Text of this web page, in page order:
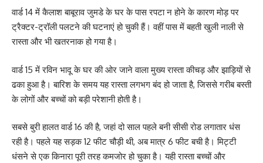
वार्ड 14 में कैलाश बाबूराव जुमडे के घर के पास रपटा न होने के कारण मोड़ पर
ट्रैक्टर-ट्रॉली पलटने की घटनाएं हो चुकी हैं। वहीं पास में बहती खुली नाली से
रास्ता और भी खतरनाक हो गया है।
वार्ड 15 में रविन भादू के घर की ओर जाने वाला मुख्य रास्ता कीचड़ और झाड़ियों से
ढका हुआ है। बारिश के समय यह रास्ता लगभग बंद हो जाता है, जिससे गरीब बस्ती
के लोगों और बच्चों को बड़ी परेशानी होती है।
सबसे बुरी हालत वार्ड 16 की है, जहां दो साल पहले बनी सीसी रोड लगातार धंस
रही है। पहले यह सड़क 12 फीट चौड़ी थी, अब मात्र 6 फीट बची है। मिट्टी
धंसने से एक किनारा पूरी तरह कमजोर हो चुका है। यही रास्ता बच्चों और